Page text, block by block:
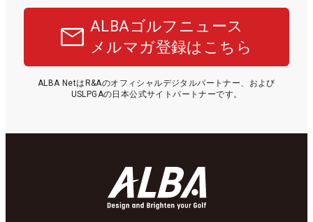
ALBAゴルフニュース
メルマガ登録はこちら
ALBA NetはR&Aのオフィシャルデジタルパートナー、および
USLPGAの日本公式サイトパートナーです。